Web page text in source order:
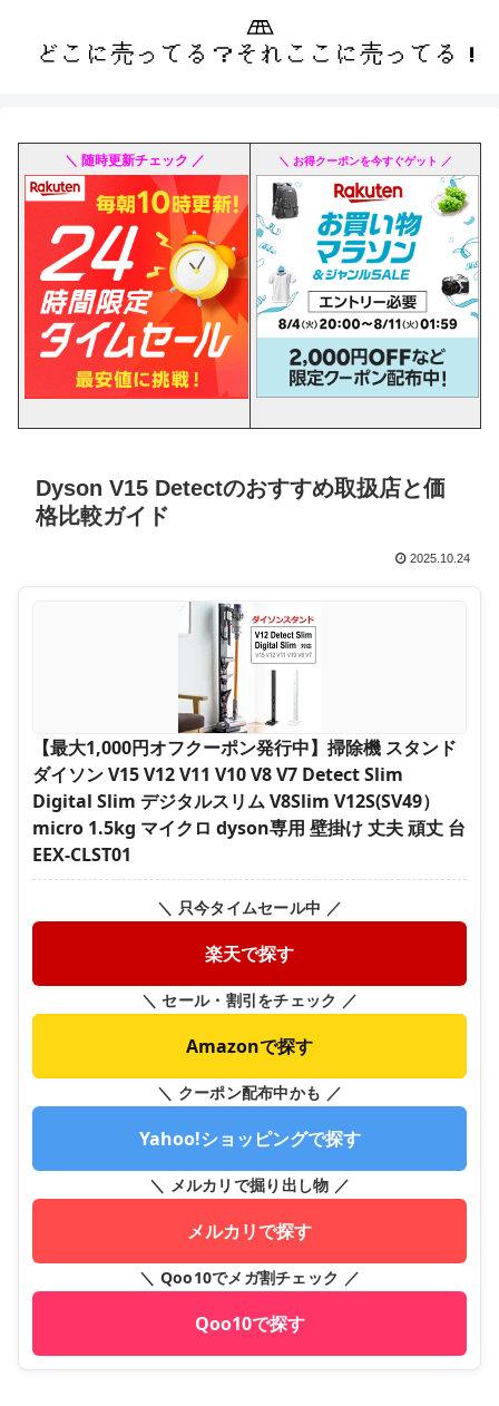
＼ 随時更新チェック ／ ＼ お得クーポンを今すぐゲット ／
Dyson V15 Detectのおすすめ取扱店と価
格比較ガイド
2025.10.24
【最大1,000円オフクーポン発行中】掃除機 スタンド
ダイソン V15 V12 V11 V10 V8 V7 Detect Slim
Digital Slim デジタルスリム V8Slim V12S(SV49）
micro 1.5kg マイクロ dyson専用 壁掛け 丈夫 頑丈 台
EEX-CLST01
＼ 只今タイムセール中 ／
楽天で探す
＼ セール・割引をチェック ／
Amazonで探す
＼ クーポン配布中かも ／
Yahoo!ショッピングで探す
＼ メルカリで掘り出し物 ／
メルカリで探す
＼ Qoo10でメガ割チェック ／
Qoo10で探す